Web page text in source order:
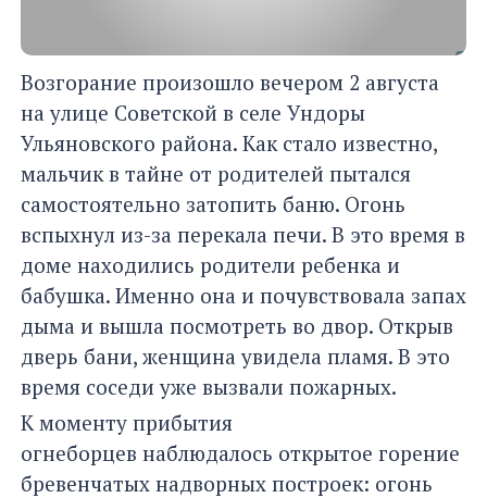
Возгорание произошло вечером 2 августа
на улице Советской в селе Ундоры
Ульяновского района. Как стало известно,
мальчик в тайне от родителей пытался
самостоятельно затопить баню. Огонь
вспыхнул из-за перекала печи. В это время в
доме находились родители ребенка и
бабушка. Именно она и почувствовала запах
дыма и вышла посмотреть во двор. Открыв
дверь бани, женщина увидела пламя. В это
время соседи уже вызвали пожарных.
К моменту прибытия
огнеборцев наблюдалось открытое горение
бревенчатых надворных построек: огонь